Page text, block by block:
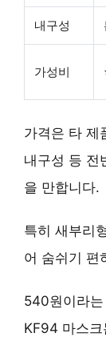
내구성
가성비
가격은 타 제
내구성 등 전
을 만합니다.
특히 새부리
어 숨쉬기 편
540원이라
KF94 마스크